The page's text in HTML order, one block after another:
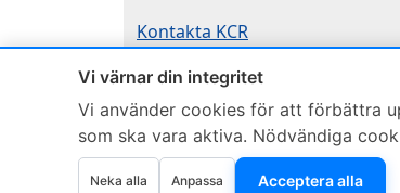
Vi värnar din integritet
Vi använder cookies för att förbättra
som ska vara aktiva. Nödvändiga
Neka alla Anpassa Acceptera alla
Kontakta KCR
Teknik / Begagnad box
Telefon
0515-801 50